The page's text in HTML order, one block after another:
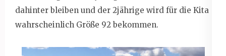
dahinter bleiben und der 2jährige wird für die Kita
wahrscheinlich Größe 92 bekommen.